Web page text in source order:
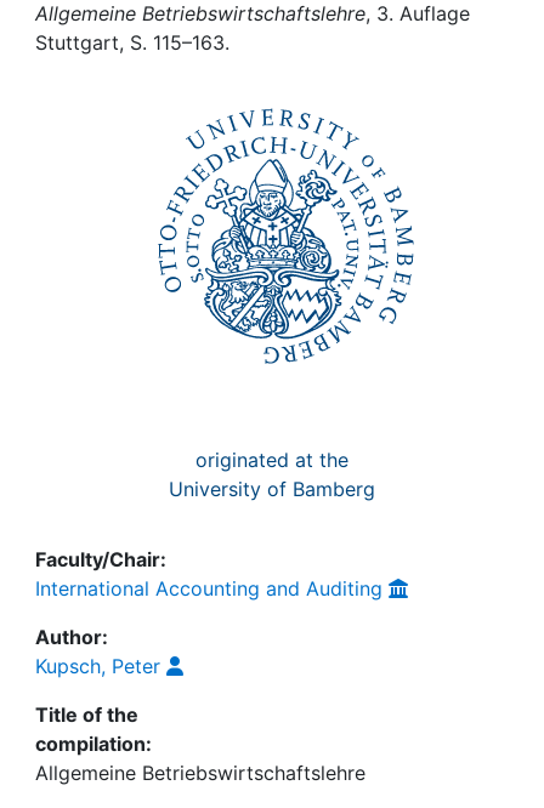
My FIS
Allgemeine Betriebswirtschaftslehre, 3. Auflage
Stuttgart, S. 115–163.
originated at the
University of Bamberg
Faculty/Chair:
International Accounting and Auditing
Author:
Kupsch, Peter
Title of the
compilation:
Allgemeine Betriebswirtschaftslehre